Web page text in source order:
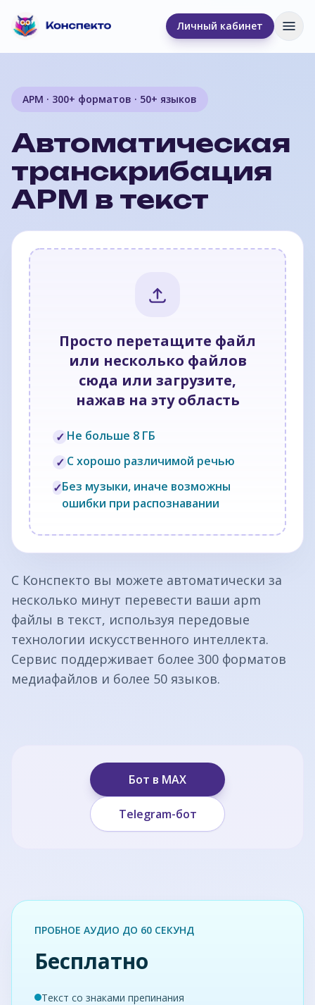
Личный кабинет
APM · 300+ форматов · 50+ языков
Автоматическая
транскрибация
APM в текст
Просто перетащите файл
или несколько файлов
сюда или загрузите,
нажав на эту область
✓ Не больше 8 ГБ
✓ С хорошо различимой речью
✓Без музыки, иначе возможны
ошибки при распознавании
С Конспекто вы можете автоматически за
несколько минут перевести ваши apm
файлы в текст, используя передовые
технологии искусственного интеллекта.
Сервис поддерживает более 300 форматов
медиафайлов и более 50 языков.
Бот в MAX
Telegram-бот
ПРОБНОЕ АУДИО ДО 60 СЕКУНД
Бесплатно
Текст со знаками препинания